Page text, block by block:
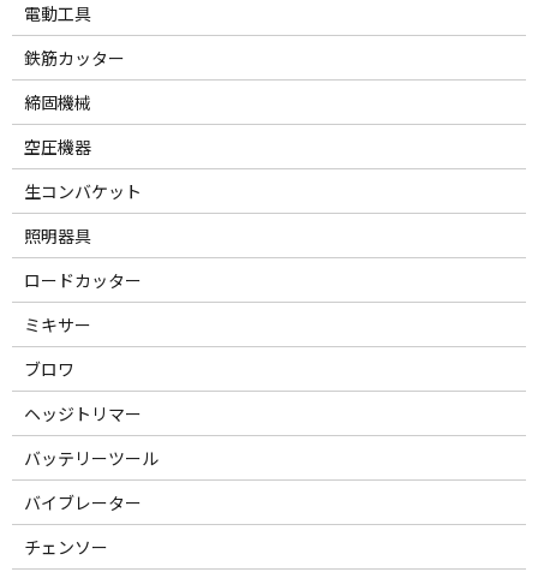
電動工具
鉄筋カッター
締固機械
空圧機器
生コンバケット
照明器具
ロードカッター
ミキサー
ブロワ
ヘッジトリマー
バッテリーツール
バイブレーター
チェンソー